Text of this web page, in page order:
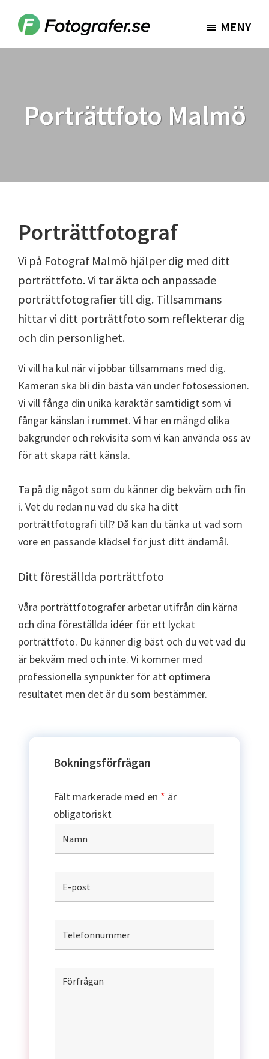
Fotografer.se MENY
Porträttfoto Malmö
Porträttfotograf
Vi på Fotograf Malmö hjälper dig med ditt
porträttfoto. Vi tar äkta och anpassade
porträttfotografier till dig. Tillsammans
hittar vi ditt porträttfoto som reflekterar dig
och din personlighet.
Vi vill ha kul när vi jobbar tillsammans med dig.
Kameran ska bli din bästa vän under fotosessionen.
Vi vill fånga din unika karaktär samtidigt som vi
fångar känslan i rummet. Vi har en mängd olika
bakgrunder och rekvisita som vi kan använda oss av
för att skapa rätt känsla.
Ta på dig något som du känner dig bekväm och fin
i. Vet du redan nu vad du ska ha ditt
porträttfotografi till? Då kan du tänka ut vad som
vore en passande klädsel för just ditt ändamål.
Ditt föreställda porträttfoto
Våra porträttfotografer arbetar utifrån din kärna
och dina föreställda idéer för ett lyckat
porträttfoto. Du känner dig bäst och du vet vad du
är bekväm med och inte. Vi kommer med
professionella synpunkter för att optimera
resultatet men det är du som bestämmer.
Bokningsförfrågan
Fält markerade med en * är
obligatoriskt